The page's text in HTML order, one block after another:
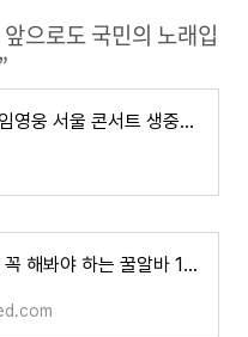
으로도 국민의 노래입
🎤 [2025 최신] 임영웅 서울 콘서트 생중계 확정｜티빙 독점 공개 & 암표 근절 이슈까지 총정리
🎓 대학생이라면 꼭 해봐야 하는 꿀알바 10가지 (2025 최신판)